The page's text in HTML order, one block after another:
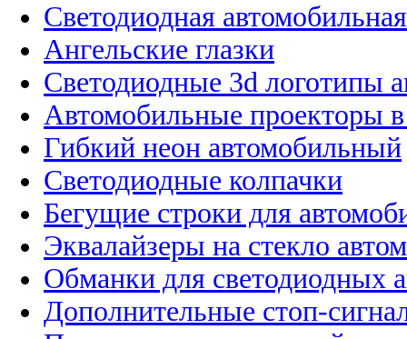
Светодиодная
Ангельские глазки
Светодиодные 3d логотипы
Автомобильные проекторы
Гибкий неон автомобильный
Светодиодные колпачки
Бегущие строки для
Эквалайзеры на стекло
Обманки для светодиодных
Дополнительные стоп-